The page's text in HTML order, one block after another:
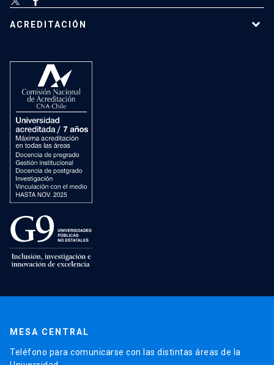
ACREDITACIÓN
MESA CENTRAL
Teléfono para comunicarse con las distintas áreas de la